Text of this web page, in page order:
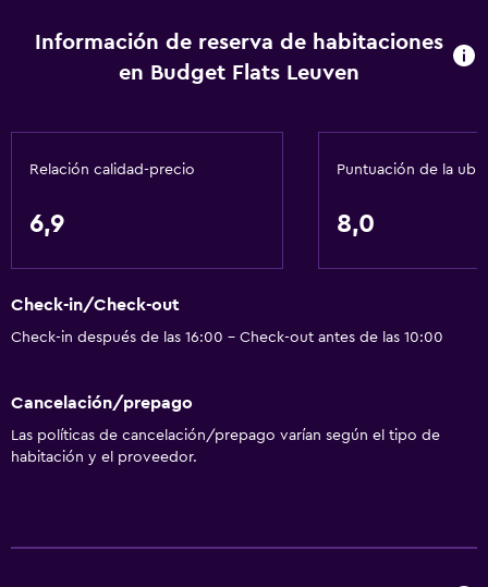
Utensilios de cocina
Cocina
Baño
Aseo
Papel higiénico
Información de reserva de habitaciones
en Budget Flats Leuven
Relación calidad-precio
6,9
Puntuación de la
8,0
Check-in/Check-out
Check-in después de las 16:00 - Check-out antes de las 10:00
Cancelación/prepago
Las políticas de cancelación/prepago varían según el tipo de
habitación y el proveedor.